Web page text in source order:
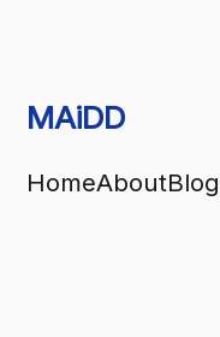
MAiDD
HomeAboutBlog